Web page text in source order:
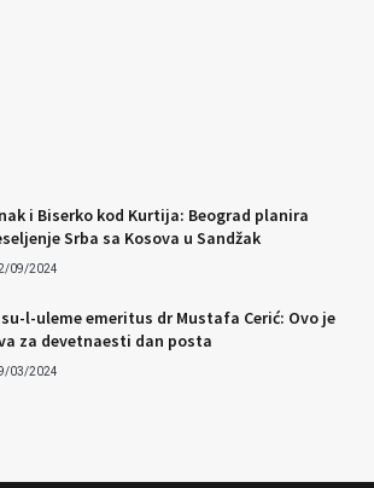
i Biserko kod Kurtija: Beograd planira
Srba sa Kosova u Sandžak
09/2024
l-uleme emeritus dr Mustafa Cerić: Ovo je
za devetnaesti dan posta
03/2024